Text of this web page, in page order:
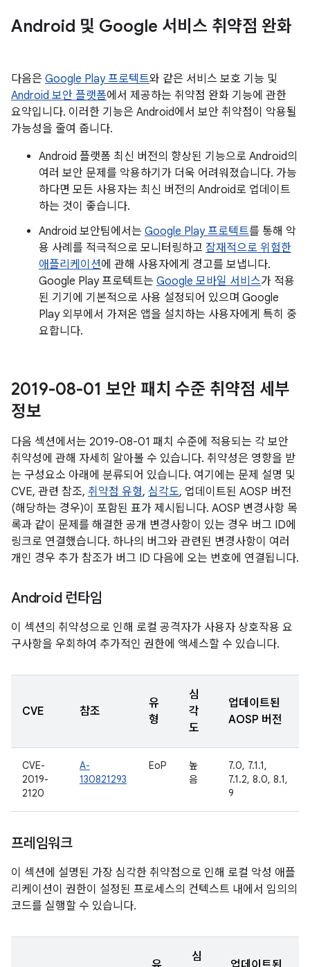
Android 및 Google 서비스 취약점 완화
다음은 Google Play 프로텍트와 같은 서비스 보호 기능 및
Android 보안 플랫폼에서 제공하는 취약점 완화 기능에 관한
요약입니다. 이러한 기능은 Android에서 보안 취약점이 악용될
가능성을 줄여 줍니다.
Android 플랫폼 최신 버전의 향상된 기능으로 Android의
여러 보안 문제를 악용하기가 더욱 어려워졌습니다. 가능
하다면 모든 사용자는 최신 버전의 Android로 업데이트
하는 것이 좋습니다.
Android 보안팀에서는 Google Play 프로텍트를 통해 악
용 사례를 적극적으로 모니터링하고 잠재적으로 위험한
애플리케이션에 관해 사용자에게 경고를 보냅니다.
Google Play 프로텍트는 Google 모바일 서비스가 적용
된 기기에 기본적으로 사용 설정되어 있으며 Google
Play 외부에서 가져온 앱을 설치하는 사용자에게 특히 중
요합니다.
2019-08-01 보안 패치 수준 취약점 세부
정보
다음 섹션에서는 2019-08-01 패치 수준에 적용되는 각 보안
취약성에 관해 자세히 알아볼 수 있습니다. 취약성은 영향을 받
는 구성요소 아래에 분류되어 있습니다. 여기에는 문제 설명 및
CVE, 관련 참조, 취약점 유형, 심각도, 업데이트된 AOSP 버전
(해당하는 경우)이 포함된 표가 제시됩니다. AOSP 변경사항 목
록과 같이 문제를 해결한 공개 변경사항이 있는 경우 버그 ID에
링크로 연결했습니다. 하나의 버그와 관련된 변경사항이 여러
개인 경우 추가 참조가 버그 ID 다음에 오는 번호에 연결됩니다.
Android 런타임
이 섹션의 취약성으로 인해 로컬 공격자가 사용자 상호작용 요
구사항을 우회하여 추가적인 권한에 액세스할 수 있습니다.
CVE 참조
유
형
심
각
도
업데이트된
AOSP 버전
CVE-
2019-
2120
A-
130821293
EoP
높
음
7.0, 7.1.1,
7.1.2, 8.0, 8.1,
9
프레임워크
이 섹션에 설명된 가장 심각한 취약점으로 인해 로컬 악성 애플
리케이션이 권한이 설정된 프로세스의 컨텍스트 내에서 임의의
코드를 실행할 수 있습니다.
심